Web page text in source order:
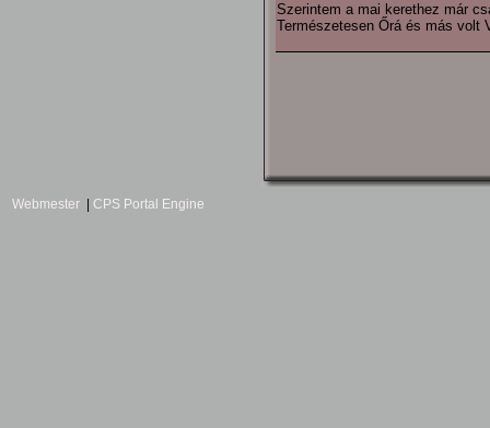
Szerintem a mai kerethez már
Természetesen Őrá és más volt
Webmester CPS Portal Engine